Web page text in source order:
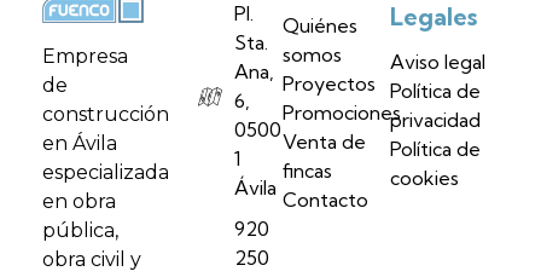
Empresa
de
construcción
en Ávila
especializada
en obra
pública,
obra civil y
Pl.
Sta.
Ana,
6,
0500
1
Ávila
920
250
Quiénes
somos
Proyectos
Promociones
Venta de
fincas
Contacto
Legales
Aviso legal
Política de
privacidad
Política de
cookies